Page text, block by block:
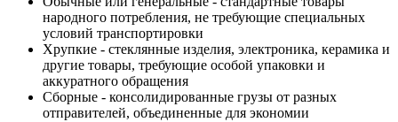
народного потребления, не требующие специальных
условий транспортировки
Хрупкие - стеклянные изделия, электроника, керамика и
другие товары, требующие особой упаковки и
аккуратного обращения
Сборные - консолидированные грузы от разных
отправителей, объединенные для экономии